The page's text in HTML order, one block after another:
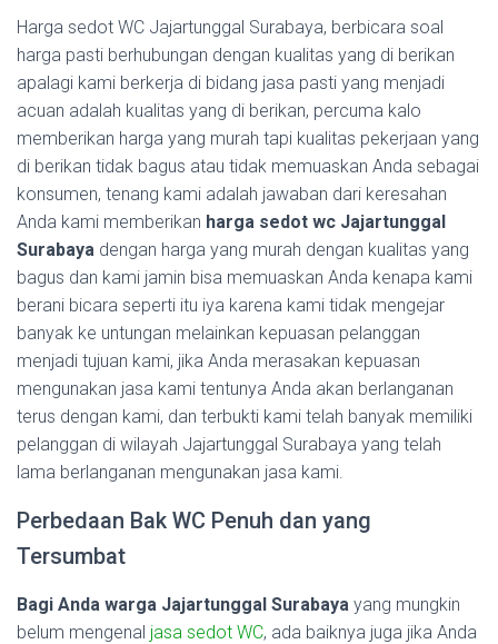
Harga sedot WC Jajartunggal Surabaya, berbicara soal
harga pasti berhubungan dengan kualitas yang di berikan
apalagi kami berkerja di bidang jasa pasti yang menjadi
acuan adalah kualitas yang di berikan, percuma kalo
memberikan harga yang murah tapi kualitas pekerjaan yang
di berikan tidak bagus atau tidak memuaskan Anda sebagai
konsumen, tenang kami adalah jawaban dari keresahan
Anda kami memberikan harga sedot wc Jajartunggal
Surabaya dengan harga yang murah dengan kualitas yang
bagus dan kami jamin bisa memuaskan Anda kenapa kami
berani bicara seperti itu iya karena kami tidak mengejar
banyak ke untungan melainkan kepuasan pelanggan
menjadi tujuan kami, jika Anda merasakan kepuasan
mengunakan jasa kami tentunya Anda akan berlanganan
terus dengan kami, dan terbukti kami telah banyak memiliki
pelanggan di wilayah Jajartunggal Surabaya yang telah
lama berlanganan mengunakan jasa kami.
Perbedaan Bak WC Penuh dan yang
Tersumbat
Bagi Anda warga Jajartunggal Surabaya yang mungkin
belum mengenal jasa sedot WC, ada baiknya juga jika Anda